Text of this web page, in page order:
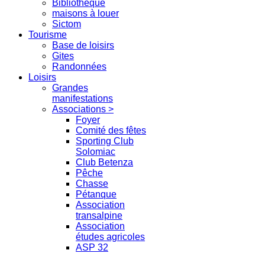
Bibliothèque
maisons à louer
Sictom
Tourisme
Base de loisirs
Gites
Randonnées
Loisirs
Grandes
manifestations
Associations >
Foyer
Comité des fêtes
Sporting Club
Solomiac
Club Betenza
Pêche
Chasse
Pétanque
Association
transalpine
Association
études agricoles
ASP 32